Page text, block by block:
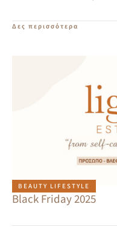
Δες περισσότερα
BEAUTY LIFESTYLE
Black Friday 2025